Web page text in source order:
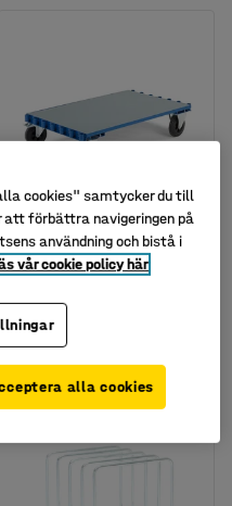
Finns i flera utföranden
Skivvagn, 1250x800 mm,
med broms
Art. nr:256451
2 395 kr
exkl. moms
cookies" samtycker du till
att förbättra navigeringen på
användning och bistå i
vår cookie policy här
alla cookies